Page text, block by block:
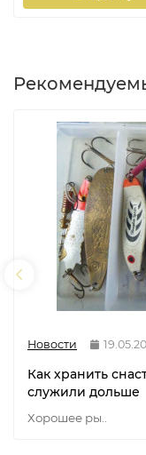
Новости
Как хранить
служили дольше
Хорошее ры..